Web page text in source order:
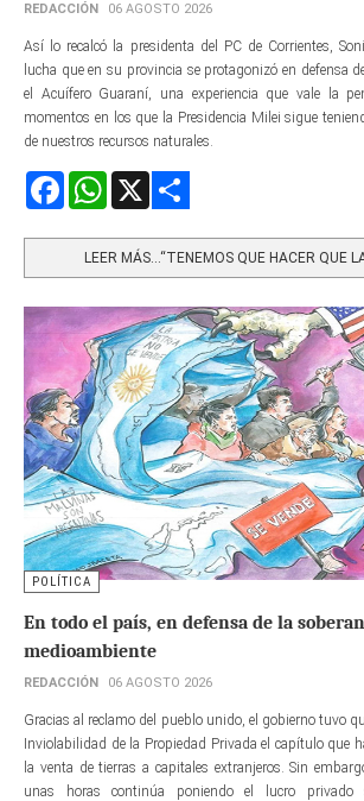
REDACCIÓN 06 AGOSTO 2026
Así lo recalcó la presidenta del PC de Corrientes,
lucha que en su provincia se protagonizó en defensa
el Acuífero Guaraní, una experiencia que vale la
momentos en los que la Presidencia Milei sigue
de nuestros recursos naturales.
FacebookWhatsApp
LEER MÁS…“TENEMOS QUE HACER QUE
POLÍTICA
En todo el país, en defensa de la
medioambiente
REDACCIÓN 06 AGOSTO 2026
Gracias al reclamo del pueblo unido, el gobierno tuvo
Inviolabilidad de la Propiedad Privada el capítulo que
la venta de tierras a capitales extranjeros. Sin
unas horas continúa poniendo el lucro privado